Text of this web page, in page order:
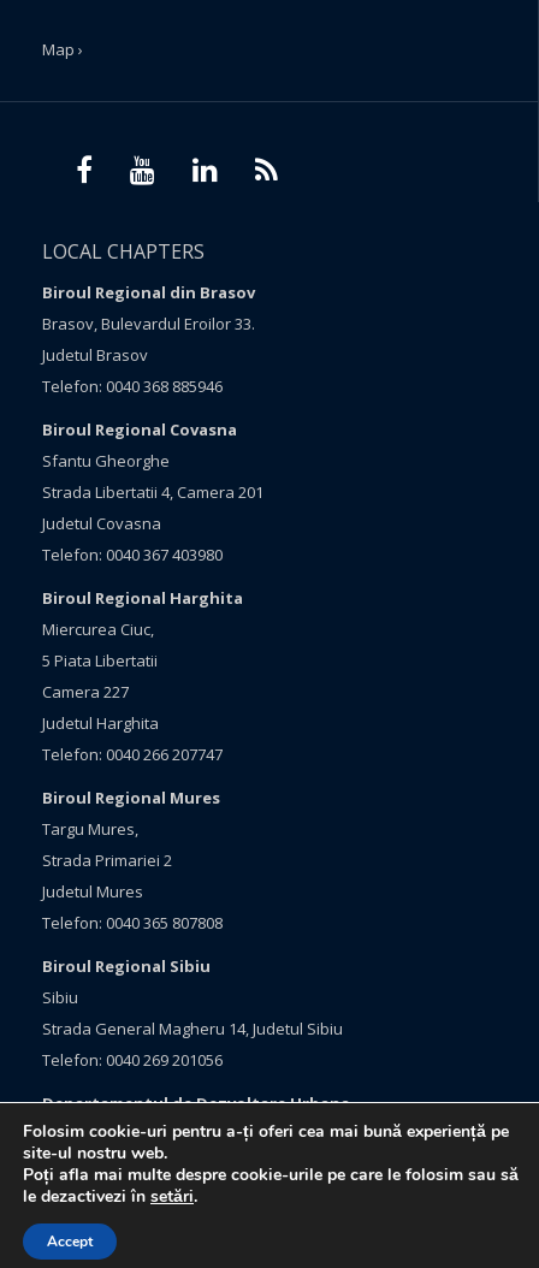
Map ›
LOCAL CHAPTERS
Biroul Regional din Brasov
Brasov, Bulevardul Eroilor 33.
Judetul Brasov
Telefon: 0040 368 885946
Biroul Regional Covasna
Sfantu Gheorghe
Strada Libertatii 4, Camera 201
Judetul Covasna
Telefon: 0040 367 403980
Biroul Regional Harghita
Miercurea Ciuc,
5 Piata Libertatii
Camera 227
Judetul Harghita
Telefon: 0040 266 207747
Biroul Regional Mures
Targu Mures,
Strada Primariei 2
Judetul Mures
Telefon: 0040 365 807808
Biroul Regional Sibiu
Sibiu
Strada General Magheru 14, Judetul Sibiu
Telefon: 0040 269 201056
Departamentul de Dezvoltare Urbana
Brasov, Bulevardul Eroilor 33
Judetul Brasov
Telefon: 0040 368 415760
Folosim cookie-uri pentru a-ți oferi cea mai bună experiență pe
site-ul nostru web.
Poți afla mai multe despre cookie-urile pe care le folosim sau să
le dezactivezi în setări.
Accept